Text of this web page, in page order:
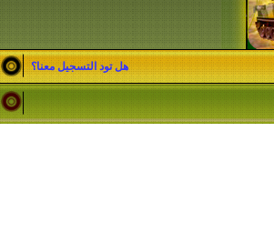
هل تود التسجيل معنا؟